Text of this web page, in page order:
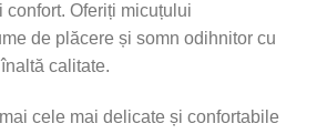
confort. Oferiți micuțului
de plăcere și somn odihnitor cu
calitate.
cele mai delicate și confortabile